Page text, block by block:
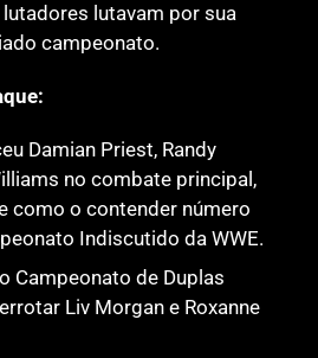
lutavam por sua
campeonato.
Damian Priest, Randy
no combate principal,
como o contender número
Indiscutido da WWE.
Campeonato de Duplas
Liv Morgan e Roxanne